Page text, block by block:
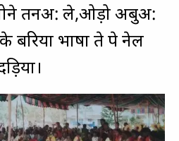
तनअ: ले,ओड़ो अबुअ:
बरिया भाषा ते पे नेल